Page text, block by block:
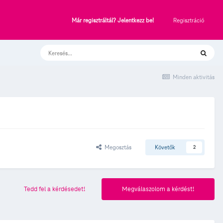
Már regisztráltál? Jelentkezz be! Regisztráció
Minden aktivitás
Megosztás Követők 2
Megválaszolom a kérdést!
Tedd fel a kérdésedet!